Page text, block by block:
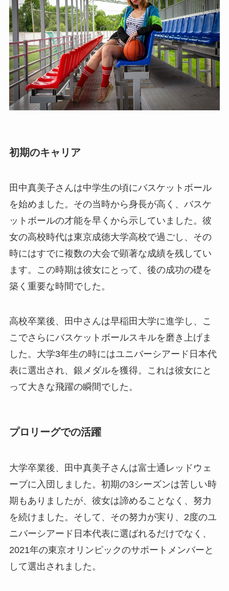
初期のキャリア
田中真美子さんは中学生の頃にバスケットボール
を始めました。その当時から身長が高く、バスケ
ットボールの才能を早くから示していました。彼
女の高校時代は東京成徳大学高校で過ごし、その
時にはすでに複数の大会で顕著な成績を残してい
ます。この時期は彼女にとって、後の成功の礎を
築く重要な時間でした。
高校卒業後、田中さんは早稲田大学に進学し、こ
こでさらにバスケットボールスキルを磨き上げま
した。大学3年生の時にはユニバーシアード日本代
表に選出され、銀メダルを獲得。これは彼女にと
って大きな飛躍の瞬間でした。
プロリーグでの活躍
大学卒業後、田中真美子さんは富士通レッドウェ
ーブに入団しました。初期の3シーズンは苦しい時
期もありましたが、彼女は諦めることなく、努力
を続けました。そして、その努力が実り、2度のユ
ニバーシアード日本代表に選ばれるだけでなく、
2021年の東京オリンピックのサポートメンバーと
して選出されました。